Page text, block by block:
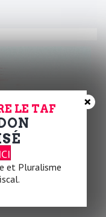
LE TAF
et Pluralisme
×